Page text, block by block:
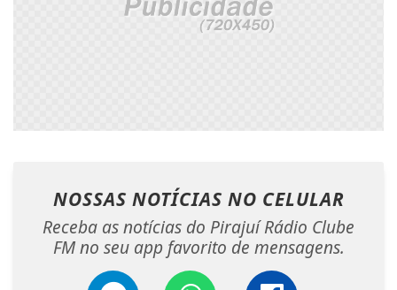
NOSSAS NOTÍCIAS NO CELULAR
Receba as notícias do Pirajuí Rádio Clube
FM no seu app favorito de mensagens.